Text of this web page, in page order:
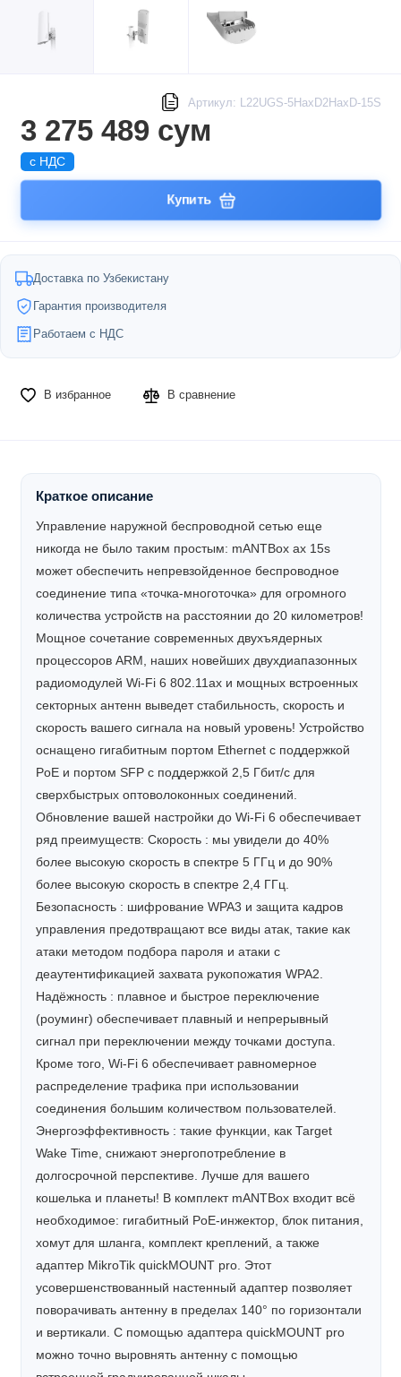
Артикул: L22UGS-5HaxD2HaxD-15S
3 275 489 сум
с НДС
Купить
Доставка по Узбекистану
Гарантия производителя
Работаем с НДС
В избранное В сравнение
Краткое описание
Управление наружной беспроводной сетью еще
никогда не было таким простым: mANTBox ax 15s
может обеспечить непревзойденное беспроводное
соединение типа «точка-многоточка» для огромного
количества устройств на расстоянии до 20 километров!
Мощное сочетание современных двухъядерных
процессоров ARM, наших новейших двухдиапазонных
радиомодулей Wi-Fi 6 802.11ax и мощных встроенных
секторных антенн выведет стабильность, скорость и
скорость вашего сигнала на новый уровень! Устройство
оснащено гигабитным портом Ethernet с поддержкой
PoE и портом SFP с поддержкой 2,5 Гбит/с для
сверхбыстрых оптоволоконных соединений.
Обновление вашей настройки до Wi-Fi 6 обеспечивает
ряд преимуществ: Скорость : мы увидели до 40%
более высокую скорость в спектре 5 ГГц и до 90%
более высокую скорость в спектре 2,4 ГГц.
Безопасность : шифрование WPA3 и защита кадров
управления предотвращают все виды атак, такие как
атаки методом подбора пароля и атаки с
деаутентификацией захвата рукопожатия WPA2.
Надёжность : плавное и быстрое переключение
(роуминг) обеспечивает плавный и непрерывный
сигнал при переключении между точками доступа.
Кроме того, Wi-Fi 6 обеспечивает равномерное
распределение трафика при использовании
соединения большим количеством пользователей.
Энергоэффективность : такие функции, как Target
Wake Time, снижают энергопотребление в
долгосрочной перспективе. Лучше для вашего
кошелька и планеты! В комплект mANTBox входит всё
необходимое: гигабитный PoE-инжектор, блок питания,
хомут для шланга, комплект креплений, а также
адаптер MikroTik quickMOUNT pro. Этот
усовершенствованный настенный адаптер позволяет
поворачивать антенну в пределах 140° по горизонтали
и вертикали. С помощью адаптера quickMOUNT pro
можно точно выровнять антенну с помощью